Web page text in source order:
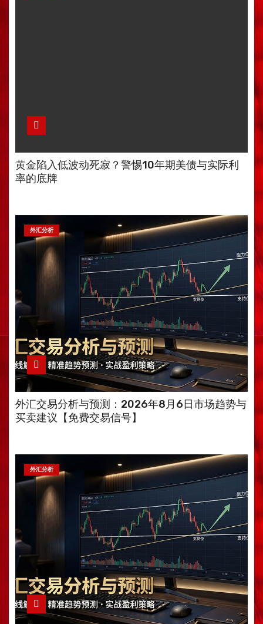
黄金陷入低波动死寂？警惕10年期美债与实际利
率的底牌
外汇分析
外汇交易分析与预测：2026年8月6日市场趋势与
买卖建议【免费交易信号】
外汇分析